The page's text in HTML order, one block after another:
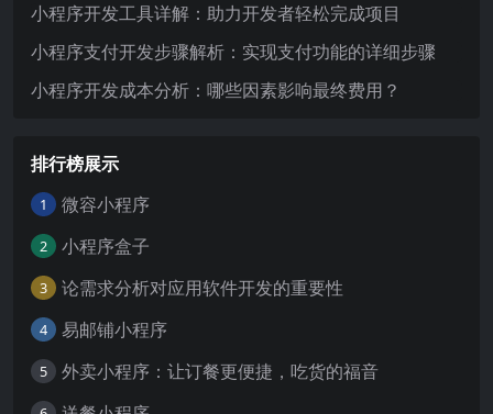
小程序开发工具详解：助力开发者轻松完成项目
小程序支付开发步骤解析：实现支付功能的详细步骤
小程序开发成本分析：哪些因素影响最终费用？
排行榜展示
1 微容小程序
2 小程序盒子
3 论需求分析对应用软件开发的重要性
4 易邮铺小程序
5 外卖小程序：让订餐更便捷，吃货的福音